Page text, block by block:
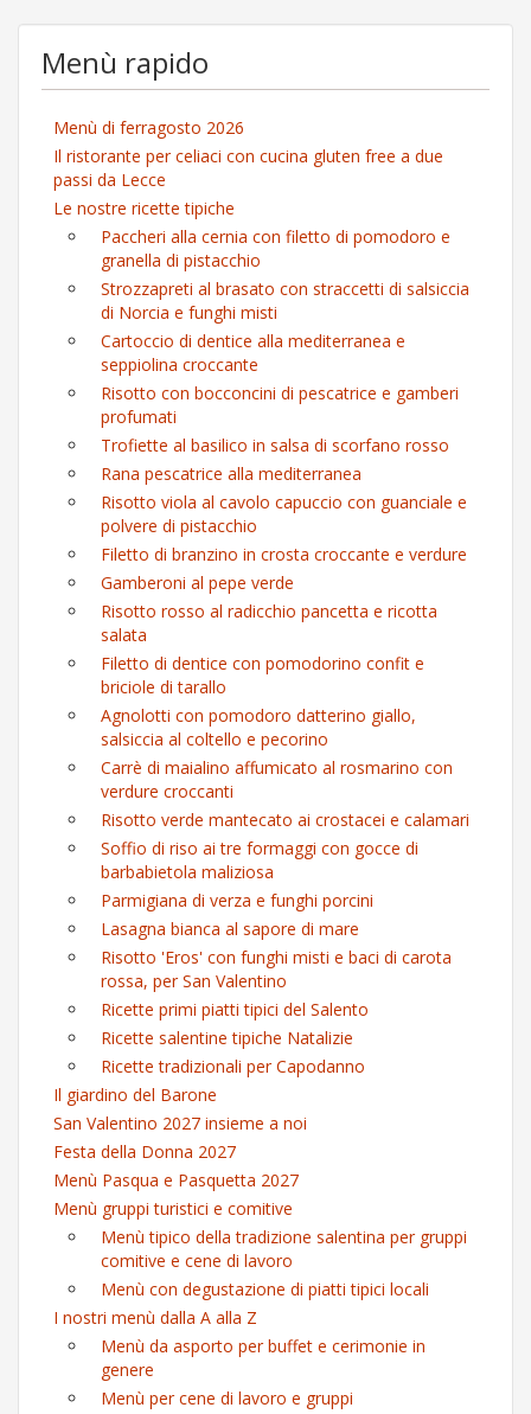
Menù rapido
Menù di ferragosto 2026
Il ristorante per celiaci con cucina gluten free a due
passi da Lecce
Le nostre ricette tipiche
Paccheri alla cernia con filetto di pomodoro e
granella di pistacchio
Strozzapreti al brasato con straccetti di salsiccia
di Norcia e funghi misti
Cartoccio di dentice alla mediterranea e
seppiolina croccante
Risotto con bocconcini di pescatrice e gamberi
profumati
Trofiette al basilico in salsa di scorfano rosso
Rana pescatrice alla mediterranea
Risotto viola al cavolo capuccio con guanciale e
polvere di pistacchio
Filetto di branzino in crosta croccante e verdure
Gamberoni al pepe verde
Risotto rosso al radicchio pancetta e ricotta
salata
Filetto di dentice con pomodorino confit e
briciole di tarallo
Agnolotti con pomodoro datterino giallo,
salsiccia al coltello e pecorino
Carrè di maialino affumicato al rosmarino con
verdure croccanti
Risotto verde mantecato ai crostacei e calamari
Soffio di riso ai tre formaggi con gocce di
barbabietola maliziosa
Parmigiana di verza e funghi porcini
Lasagna bianca al sapore di mare
Risotto 'Eros' con funghi misti e baci di carota
rossa, per San Valentino
Ricette primi piatti tipici del Salento
Ricette salentine tipiche Natalizie
Ricette tradizionali per Capodanno
Il giardino del Barone
San Valentino 2027 insieme a noi
Festa della Donna 2027
Menù Pasqua e Pasquetta 2027
Menù gruppi turistici e comitive
Menù tipico della tradizione salentina per gruppi
comitive e cene di lavoro
Menù con degustazione di piatti tipici locali
I nostri menù dalla A alla Z
Menù da asporto per buffet e cerimonie in
genere
Menù per cene di lavoro e gruppi